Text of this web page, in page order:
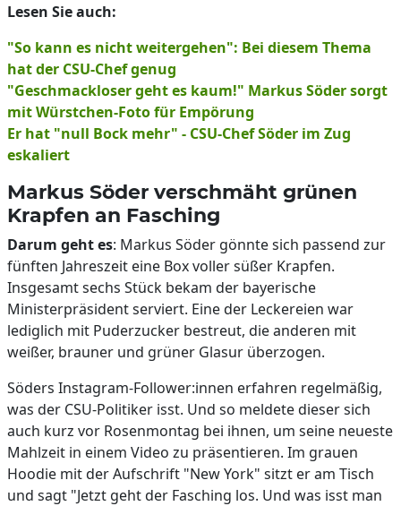
Lesen Sie auch:
"So kann es nicht weitergehen": Bei diesem Thema
hat der CSU-Chef genug
"Geschmackloser geht es kaum!" Markus Söder sorgt
mit Würstchen-Foto für Empörung
Er hat "null Bock mehr" - CSU-Chef Söder im Zug
eskaliert
Markus Söder verschmäht grünen
Krapfen an Fasching
Darum geht es: Markus Söder gönnte sich passend zur
fünften Jahreszeit eine Box voller süßer Krapfen.
Insgesamt sechs Stück bekam der bayerische
Ministerpräsident serviert. Eine der Leckereien war
lediglich mit Puderzucker bestreut, die anderen mit
weißer, brauner und grüner Glasur überzogen.
Söders Instagram-Follower:innen erfahren regelmäßig,
was der CSU-Politiker isst. Und so meldete dieser sich
auch kurz vor Rosenmontag bei ihnen, um seine neueste
Mahlzeit in einem Video zu präsentieren. Im grauen
Hoodie mit der Aufschrift "New York" sitzt er am Tisch
und sagt "Jetzt geht der Fasching los. Und was isst man